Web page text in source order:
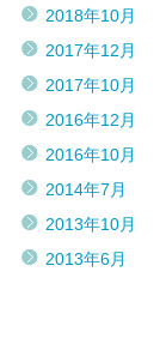
2018年10月
2017年12月
2017年10月
2016年12月
2016年10月
2014年7月
2013年10月
2013年6月